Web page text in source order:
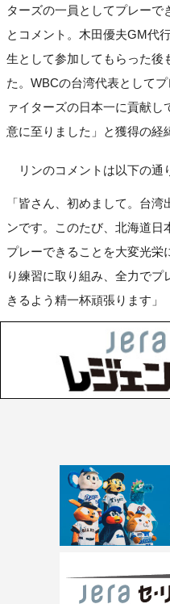
ターズの一員としてプレーで
とコメント。木田優夫GM代
生として参加してもらった後
た。WBCの台湾代表として
ァイターズの日本一に貢献
意に至りました」と獲得の経
リンのコメントは以下の通
「皆さん、初めまして。台
ンです。このたび、北海道日
プレーできることを大変光栄
り練習に取り組み、全力で
きるよう精一杯頑張ります」